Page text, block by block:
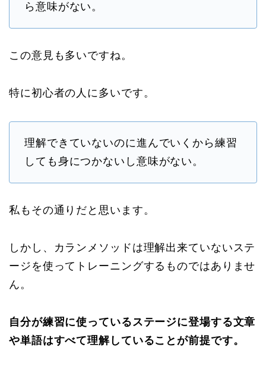
ら意味がない。
この意見も多いですね。
特に初心者の人に多いです。
理解できていないのに進んでいくから練習
しても身につかないし意味がない。
私もその通りだと思います。
しかし、カランメソッドは理解出来ていないステ
ージを使ってトレーニングするものではありませ
ん。
自分が練習に使っているステージに登場する文章
や単語はすべて理解していることが前提です。